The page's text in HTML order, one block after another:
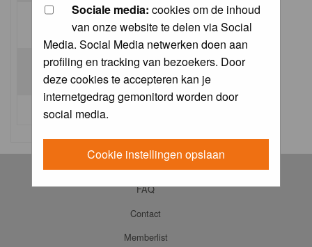
Sociale media: cookies om de inhoud
van onze website te delen via Social
Media. Social Media netwerken doen aan
profiling en tracking van bezoekers. Door
deze cookies te accepteren kan je
internetgedrag gemonitord worden door
social media.
Cookie instellingen opslaan
Log me on automatically each visit:
I forgot my password
FAQ
Contact
Memberlist